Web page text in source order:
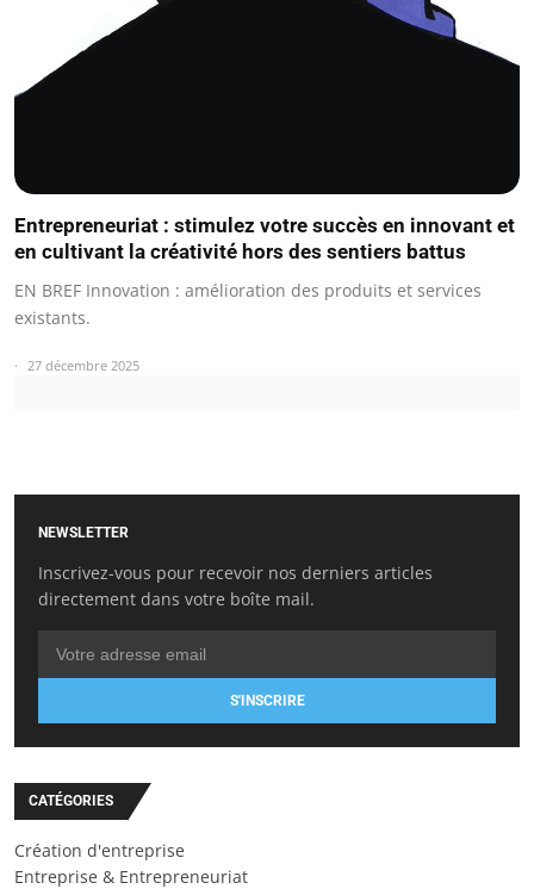
Entrepreneuriat : stimulez votre succès en innovant et
en cultivant la créativité hors des sentiers battus
EN BREF Innovation : amélioration des produits et services
existants.
27 décembre 2025
NEWSLETTER
Inscrivez-vous pour recevoir nos derniers articles
directement dans votre boîte mail.
S'INSCRIRE
CATÉGORIES
Création d'entreprise
Entreprise & Entrepreneuriat